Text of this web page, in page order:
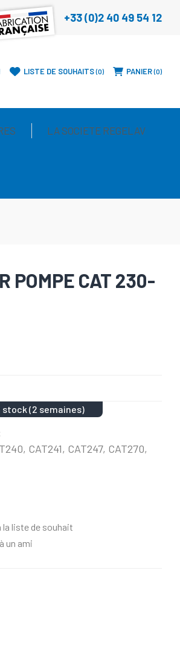
+33 (0)2 40 49 54 12
LISTE DE SOUHAITS 0 PANIER 0
LA SOCIETE REGELAV
POMPE CAT 230-
stock (2 semaines)
CAT241, CAT247, CAT270,
la liste de souhait
un ami